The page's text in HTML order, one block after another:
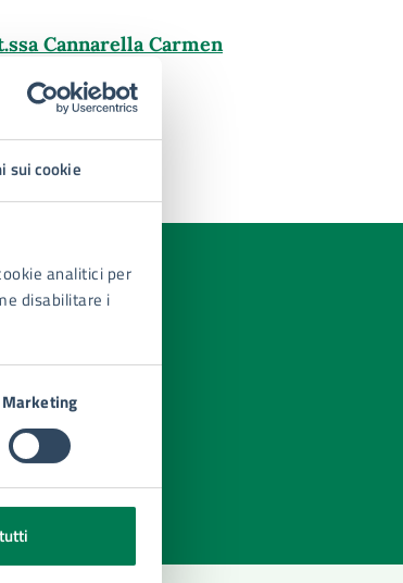
sui cookie
analitici per
disabilitare i
Marketing
Cannarella Carmen